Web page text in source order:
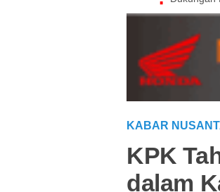
KABAR
KPK
dalam